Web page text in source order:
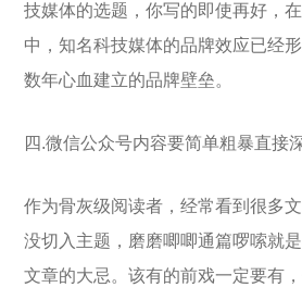
技媒体的选题，你写的即使再好，
中，知名科技媒体的品牌效应已经
数年心血建立的品牌壁垒。
四.微信公众号内容要简单粗暴直接
作为骨灰级阅读者，经常看到很多
没切入主题，磨磨唧唧通篇啰嗦就
文章的大忌。该有的前戏一定要有